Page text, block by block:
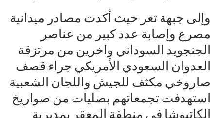
وإلى جبهة تعز حيث أكدت مصادر ميدانية
مصرع وإصابة عدد كبير من عناصر
الجنجويد السوداني واخرين من مرتزقة
العدوان السعودي الأمريكي جراء قصف
صاروخي مكثف للجيش واللجان الشعبية
استهدفت تجمعاتهم بصليات من صواريخ
الكاتيوشا في منطقة المعقر بمديرية